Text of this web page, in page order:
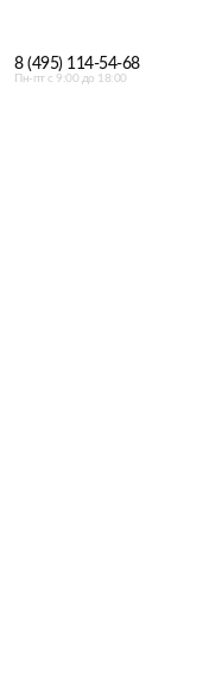
8 (495) 114-54-68
Пн-пт с 9:00 до 18:00